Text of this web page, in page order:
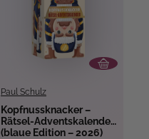
, Mila Dierksen
Paul Schulz
Kopfnussknacker –
Rätsel-Adventskalender
(blaue Edition – 2026)